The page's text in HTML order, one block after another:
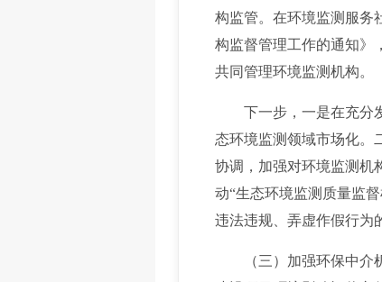
构监管。在环境监测服务
构监督管理工作的通知》
共同管理环境监测机构。
下一步，一是在充分发
态环境监测领域市场化。
协调，加强对环境监测机
动“生态环境监测质量监
违法违规、弄虚作假行为
（三）加强环保中介机